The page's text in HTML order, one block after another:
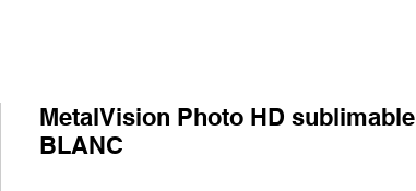
MetalVision Photo HD sublimable
BLANC